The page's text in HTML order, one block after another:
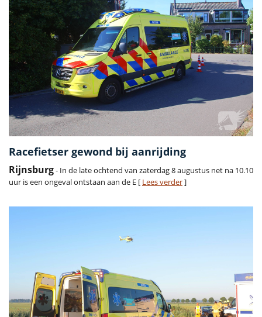
Racefietser gewond bij aanrijding
Rijnsburg- In de late ochtend van zaterdag 8 augustus net na 10.10
uur is een ongeval ontstaan aan de E [ Lees verder]